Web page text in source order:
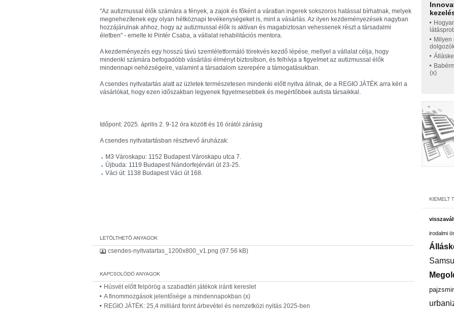
"Az autizmussal élők számára a fények, a zajok és főként a váratlan ingerek sokszoros hatással bírhatnak, melyek
megnehezítenek egy olyan hétköznapi tevékenységeket is, mint a vásárlás. Az ilyen kezdeményezések nagyban
hozzájárulnak ahhoz, hogy az autizmussal élők is aktívan és magabiztosan vehessenek részt a társadalmi
életben" - emelte ki Pintér Csaba, a vállalat rehabilitációs mentora.
A kezdeményezés egy hosszú távú szemléletformáló törekvés kezdő lépése, mellyel a vállalat célja, hogy
mindenki számára befogadóbb vásárlási élményt biztosítson, és felhívja a figyelmet az autizmussal élők
mindennapi nehézségeire, valamint a társadalom szerepére a támogatásukban.
A csendes nyitvatartás alatt az üzletek természetesen mindenki előtt nyitva állnak, de a REGIO JÁTÉK arra kéri a
vásárlókat, hogy ezen időszakban legyenek figyelmesebbek és megértőbbek autista társaikkal.
Időpont: 2025. április 2. 9-12 óra között és 16 órától zárásig
A csendes nyitvatartásban résztvevő áruházak:
M3 Városkapu: 1152 Budapest Városkapu utca 7.
Újbuda: 1119 Budapest Nándorfejérvári út 23-25.
Váci út: 1138 Budapest Váci út 168.
csendes-nyitvatartas_1200x800_v1.png (97.56 kB)
Húsvét előtt felpörög a szabadtéri játékok iránti kereslet
A finommozgások jelentősége a mindennapokban (x)
REGIO JÁTÉK: 25,4 milliárd forint árbevétel és nemzetközi nyitás 2025-ben
Milyen
(x)
irodalmi